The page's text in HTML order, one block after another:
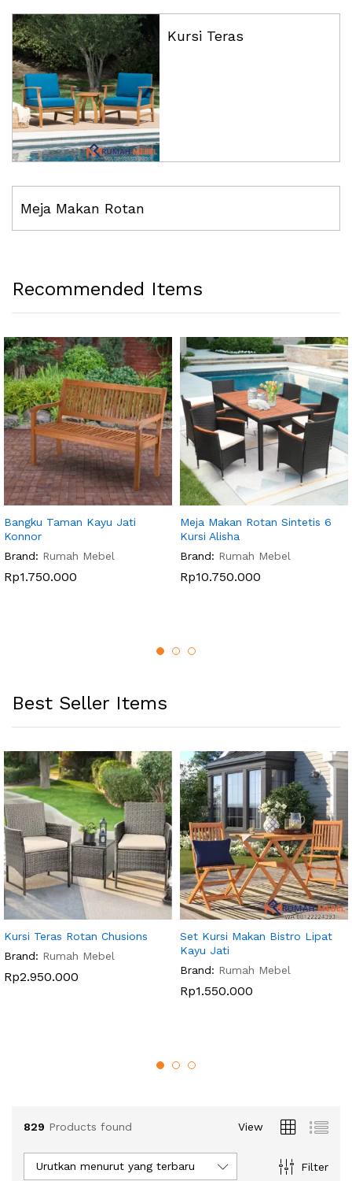
Kursi Teras
Meja Makan Rotan
Recommended Items
Bangku Taman Kayu Jati
Konnor
Brand: Rumah Mebel
Rp1.750.000
Meja Makan Rotan Sintetis 6
Kursi Alisha
Brand: Rumah Mebel
Rp10.750.000
Best Seller Items
Kursi Teras Rotan Chusions
Brand: Rumah Mebel
Rp2.950.000
Set Kursi Makan Bistro Lipat
Kayu Jati
Brand: Rumah Mebel
Rp1.550.000
829 Products found View
Filter
Urutkan menurut yang terbaru